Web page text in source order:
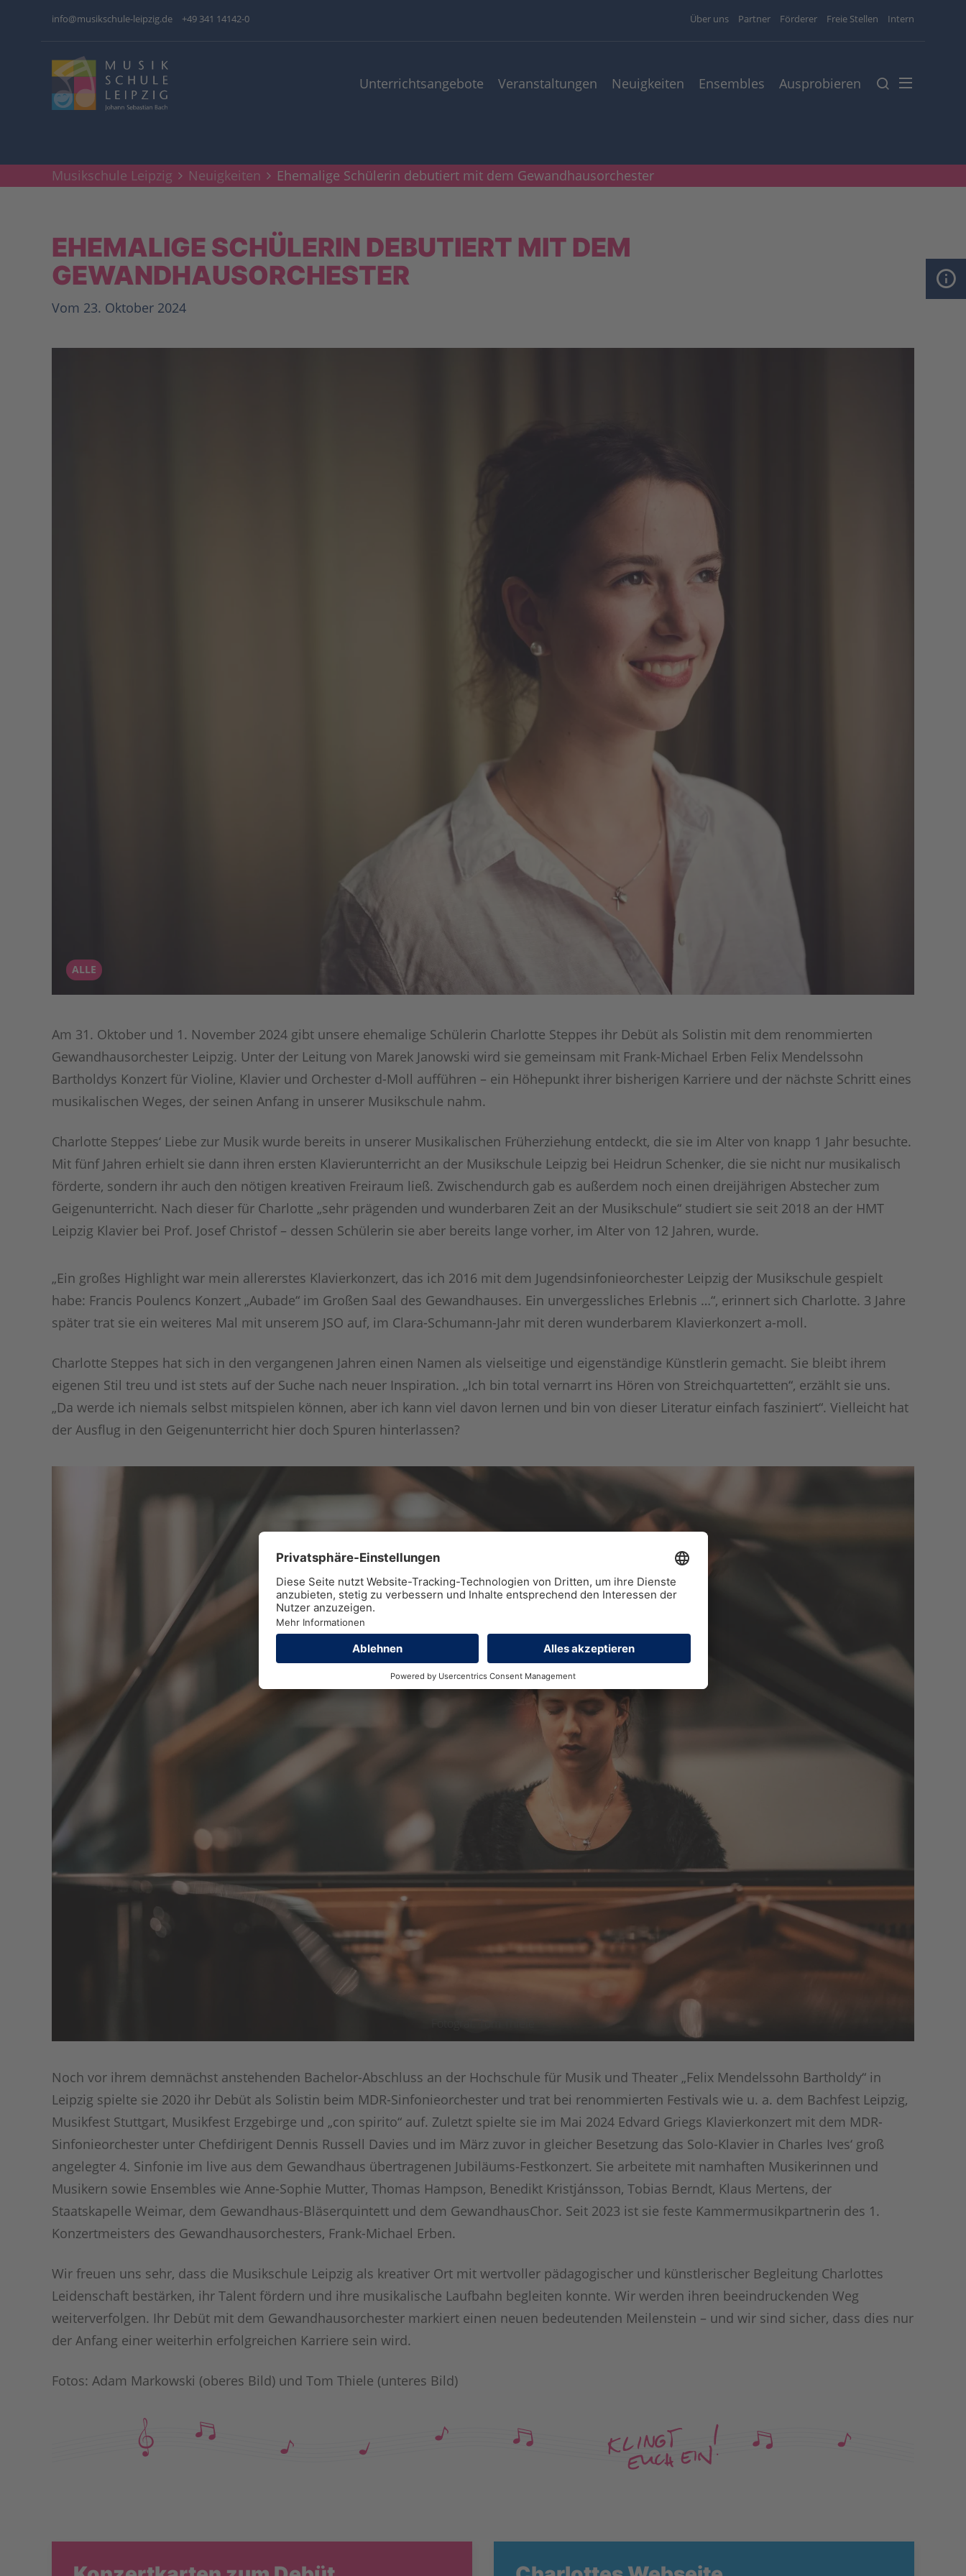
info@musikschule-leipzig.de +49 341 14142-0 Über uns Partner Förderer Freie Stellen Intern
Unterrichts­angebote Veranstaltungen Neuigkeiten Ensembles Ausprobieren
Musikschule Leipzig Neuigkeiten Ehemalige Schülerin debutiert mit dem Gewandhausorchester
EHEMALIGE SCHÜLERIN DEBUTIERT MIT DEM
GEWANDHAUSORCHESTER
Vom 23. Oktober 2024
ALLE
Am 31. Oktober und 1. November 2024 gibt unsere ehemalige Schülerin Charlotte Steppes ihr Debüt als Solistin mit dem renommierten
Gewandhausorchester Leipzig. Unter der Leitung von Marek Janowski wird sie gemeinsam mit Frank-Michael Erben Felix Mendelssohn
Bartholdys Konzert für Violine, Klavier und Orchester d-Moll aufführen – ein Höhepunkt ihrer bisherigen Karriere und der nächste Schritt eines
musikalischen Weges, der seinen Anfang in unserer Musikschule nahm.
Charlotte Steppes‘ Liebe zur Musik wurde bereits in unserer Musikalischen Früherziehung entdeckt, die sie im Alter von knapp 1 Jahr besuchte.
Mit fünf Jahren erhielt sie dann ihren ersten Klavierunterricht an der Musikschule Leipzig bei Heidrun Schenker, die sie nicht nur musikalisch
förderte, sondern ihr auch den nötigen kreativen Freiraum ließ. Zwischendurch gab es außerdem noch einen dreijährigen Abstecher zum
Geigenunterricht. Nach dieser für Charlotte „sehr prägenden und wunderbaren Zeit an der Musikschule“ studiert sie seit 2018 an der HMT
Leipzig Klavier bei Prof. Josef Christof – dessen Schülerin sie aber bereits lange vorher, im Alter von 12 Jahren, wurde.
„Ein großes Highlight war mein allererstes Klavierkonzert, das ich 2016 mit dem Jugendsinfonieorchester Leipzig der Musikschule gespielt
habe: Francis Poulencs Konzert „Aubade“ im Großen Saal des Gewandhauses. Ein unvergessliches Erlebnis …“, erinnert sich Charlotte. 3 Jahre
später trat sie ein weiteres Mal mit unserem JSO auf, im Clara-Schumann-Jahr mit deren wunderbarem Klavierkonzert a-moll.
Charlotte Steppes hat sich in den vergangenen Jahren einen Namen als vielseitige und eigenständige Künstlerin gemacht. Sie bleibt ihrem
eigenen Stil treu und ist stets auf der Suche nach neuer Inspiration. „Ich bin total vernarrt ins Hören von Streichquartetten“, erzählt sie uns.
„Da werde ich niemals selbst mitspielen können, aber ich kann viel davon lernen und bin von dieser Literatur einfach fasziniert“. Vielleicht hat
der Ausflug in den Geigenunterricht hier doch Spuren hinterlassen?
Noch vor ihrem demnächst anstehenden Bachelor-Abschluss an der Hochschule für Musik und Theater „Felix Mendelssohn Bartholdy“ in
Leipzig spielte sie 2020 ihr Debüt als Solistin beim MDR-Sinfonieorchester und trat bei renommierten Festivals wie u. a. dem Bachfest Leipzig,
Musikfest Stuttgart, Musikfest Erzgebirge und „con spirito“ auf. Zuletzt spielte sie im Mai 2024 Edvard Griegs Klavierkonzert mit dem MDR-
Sinfonieorchester unter Chefdirigent Dennis Russell Davies und im März zuvor in gleicher Besetzung das Solo-Klavier in Charles Ives‘ groß
angelegter 4. Sinfonie im live aus dem Gewandhaus übertragenen Jubiläums-Festkonzert. Sie arbeitete mit namhaften Musikerinnen und
Musikern sowie Ensembles wie Anne-Sophie Mutter, Thomas Hampson, Benedikt Kristjánsson, Tobias Berndt, Klaus Mertens, der
Staatskapelle Weimar, dem Gewandhaus-Bläserquintett und dem GewandhausChor. Seit 2023 ist sie feste Kammermusikpartnerin des 1.
Konzertmeisters des Gewandhausorchesters, Frank-Michael Erben.
Wir freuen uns sehr, dass die Musikschule Leipzig als kreativer Ort mit wertvoller pädagogischer und künstlerischer Begleitung Charlottes
Leidenschaft bestärken, ihr Talent fördern und ihre musikalische Laufbahn begleiten konnte. Wir werden ihren beeindruckenden Weg
weiterverfolgen. Ihr Debüt mit dem Gewandhausorchester markiert einen neuen bedeutenden Meilenstein – und wir sind sicher, dass dies nur
der Anfang einer weiterhin erfolgreichen Karriere sein wird.
Fotos: Adam Markowski (oberes Bild) und Tom Thiele (unteres Bild)